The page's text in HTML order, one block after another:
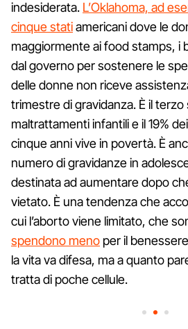
indesiderata. L’Oklahoma, ad
cinque statiamericani dove le
maggiormente ai food stamps, i
dal governo per sostenere le
delle donne non riceve
trimestre di gravidanza. È il
maltrattamenti infantili e il 19%
cinque anni vive in povertà. È
numero di gravidanze in
destinata ad aumentare dopo
vietato. È una tendenza che
cui l’aborto viene limitato, che
spendono meno per il
la vita va difesa, ma a quanto
tratta di poche cellule.